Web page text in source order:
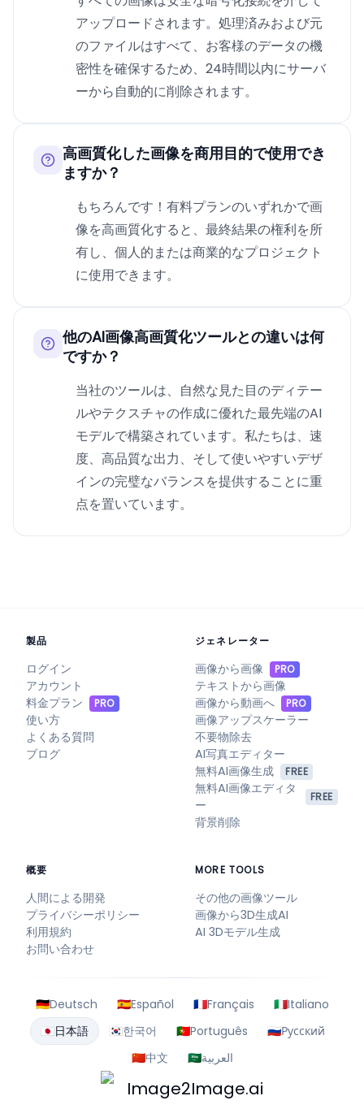
アップロードされます。処理済みおよび元
のファイルはすべて、お客様のデータの機
密性を確保するため、24時間以内にサーバ
ーから自動的に削除されます。
高画質化した画像を商用目的で使用でき
ますか？
もちろんです！有料プランのいずれかで画
像を高画質化すると、最終結果の権利を所
有し、個人的または商業的なプロジェクト
に使用できます。
他のAI画像高画質化ツールとの違いは何
ですか？
当社のツールは、自然な見た目のディテー
ルやテクスチャの作成に優れた最先端のAI
モデルで構築されています。私たちは、速
度、高品質な出力、そして使いやすいデザ
インの完璧なバランスを提供することに重
点を置いています。
製品
ログイン
アカウント
料金プラン
PRO
使い方
よくある質問
ブログ
ジェネレーター
画像から画像 PRO
テキストから画像
画像から動画へ
PRO
画像アップスケーラー
不要物除去
AI写真エディター
無料AI画像生成
FREE
無料AI画像エディタ
ー
FREE
背景削除
概要
人間による開発
プライバシーポリシー
利用規約
お問い合わせ
MORE TOOLS
その他の画像ツール
画像から3D生成AI
AI 3Dモデル生成
🇩🇪Deutsch 🇪🇸Español 🇫🇷Français 🇮🇹Italiano
🇯🇵日本語 🇰🇷한국어 🇵🇹Português 🇷🇺Русский
🇨🇳中文 🇸🇦العربية
Image2Image.ai